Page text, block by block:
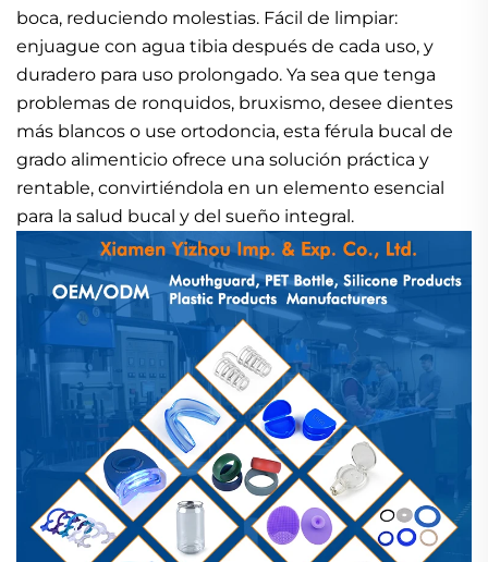
boca, reduciendo molestias. Fácil de limpiar:
enjuague con agua tibia después de cada uso, y
duradero para uso prolongado. Ya sea que tenga
problemas de ronquidos, bruxismo, desee dientes
más blancos o use ortodoncia, esta férula bucal de
grado alimenticio ofrece una solución práctica y
rentable, convirtiéndola en un elemento esencial
para la salud bucal y del sueño integral.